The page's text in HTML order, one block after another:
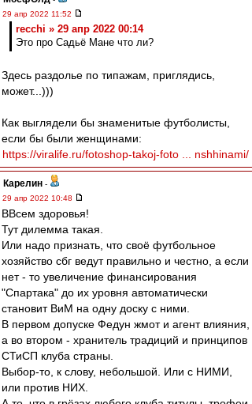
29 апр 2022 11:52
recchi » 29 апр 2022 00:14
Это про Садьё Мане что ли?
Здесь раздолье по типажам, приглядись,
может...)))
Как выглядели бы знаменитые футболисты,
если бы были женщинами:
https://viralife.ru/fotoshop-takoj-foto ... nshhinami/
Карелин -
29 апр 2022 10:48
ВВсем здоровья!
Тут дилемма такая.
Или надо признать, что своё футбольное
хозяйство сбг ведут правильно и честно, а если
нет - то увеличение финансирования
"Спартака" до их уровня автоматически
становит ВиМ на одну доску с ними.
В первом допуске Федун жмот и агент влияния,
а во втором - хранитель традиций и принципов
СТиСП клуба страны.
Выбор-то, к слову, небольшой. Или с НИМИ,
или против НИХ.